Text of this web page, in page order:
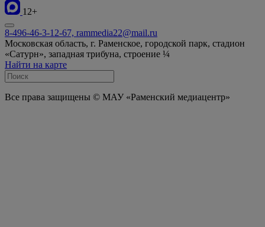
12+
8-496-46-3-12-67, rammedia22@mail.ru
Московская область, г. Раменское, городской парк, стадион
«Сатурн», западная трибуна, строение ¼
Найти на карте
Все права защищены © МАУ «Раменский медиацентр»